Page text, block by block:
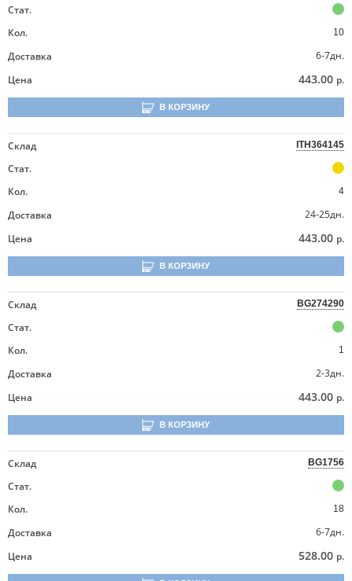
Стат.
Кол.
10
Доставка
6-7дн.
Цена
443.00 р.
В КОРЗИНУ
Склад ITH364145
Стат.
Кол.
4
Доставка
24-25дн.
Цена
443.00 р.
В КОРЗИНУ
Склад BG274290
Стат.
Кол.
1
Доставка
2-3дн.
Цена
443.00 р.
В КОРЗИНУ
Склад BG1756
Стат.
Кол.
18
Доставка
6-7дн.
Цена
528.00 р.